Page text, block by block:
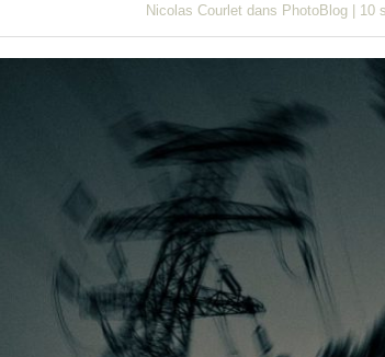
Nicolas Courlet dans PhotoBlog 10